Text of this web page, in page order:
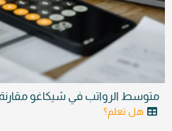
متوسط الرواتب في شيكاغو مقارنة
هل تعلم؟